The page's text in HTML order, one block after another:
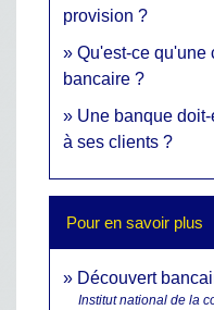
provision ?
Qu'est-ce qu'une
bancaire ?
Une banque
à ses clients ?
Pour en savoir plus
Découvert
Institut national de la